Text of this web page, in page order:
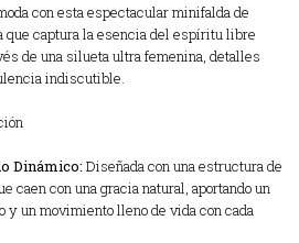
con esta espectacular minifalda de
que captura la esencia del espíritu libre
de una silueta ultra femenina, detalles
indiscutible.
Dinámico: Diseñada con una estructura de
caen con una gracia natural, aportando un
y un movimiento lleno de vida con cada